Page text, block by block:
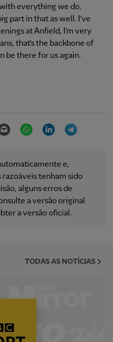
everything we do.
part in that as well. I’ve
at Anfield, I’m very
that’s the backbone of
be there for us again.
Email WhatsAppLinkedIn
e,
​​tenham sido
alguns erros de
a versão original
a versão oficial.
TODAS AS NOTÍCIAS